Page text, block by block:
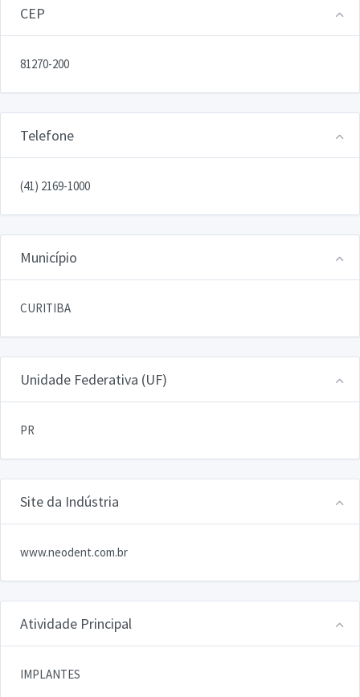
CEP
81270-200
Telefone
(41) 2169-1000
Município
CURITIBA
Unidade Federativa (UF)
PR
Site da Indústria
www.neodent.com.br
Atividade Principal
IMPLANTES